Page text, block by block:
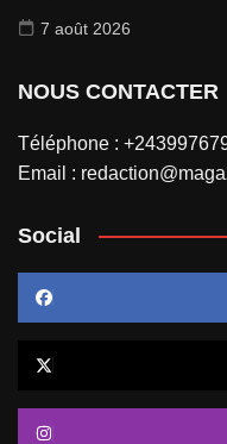
7 août 2026
NOUS CONTACTER
Téléphone :
Email :
Social